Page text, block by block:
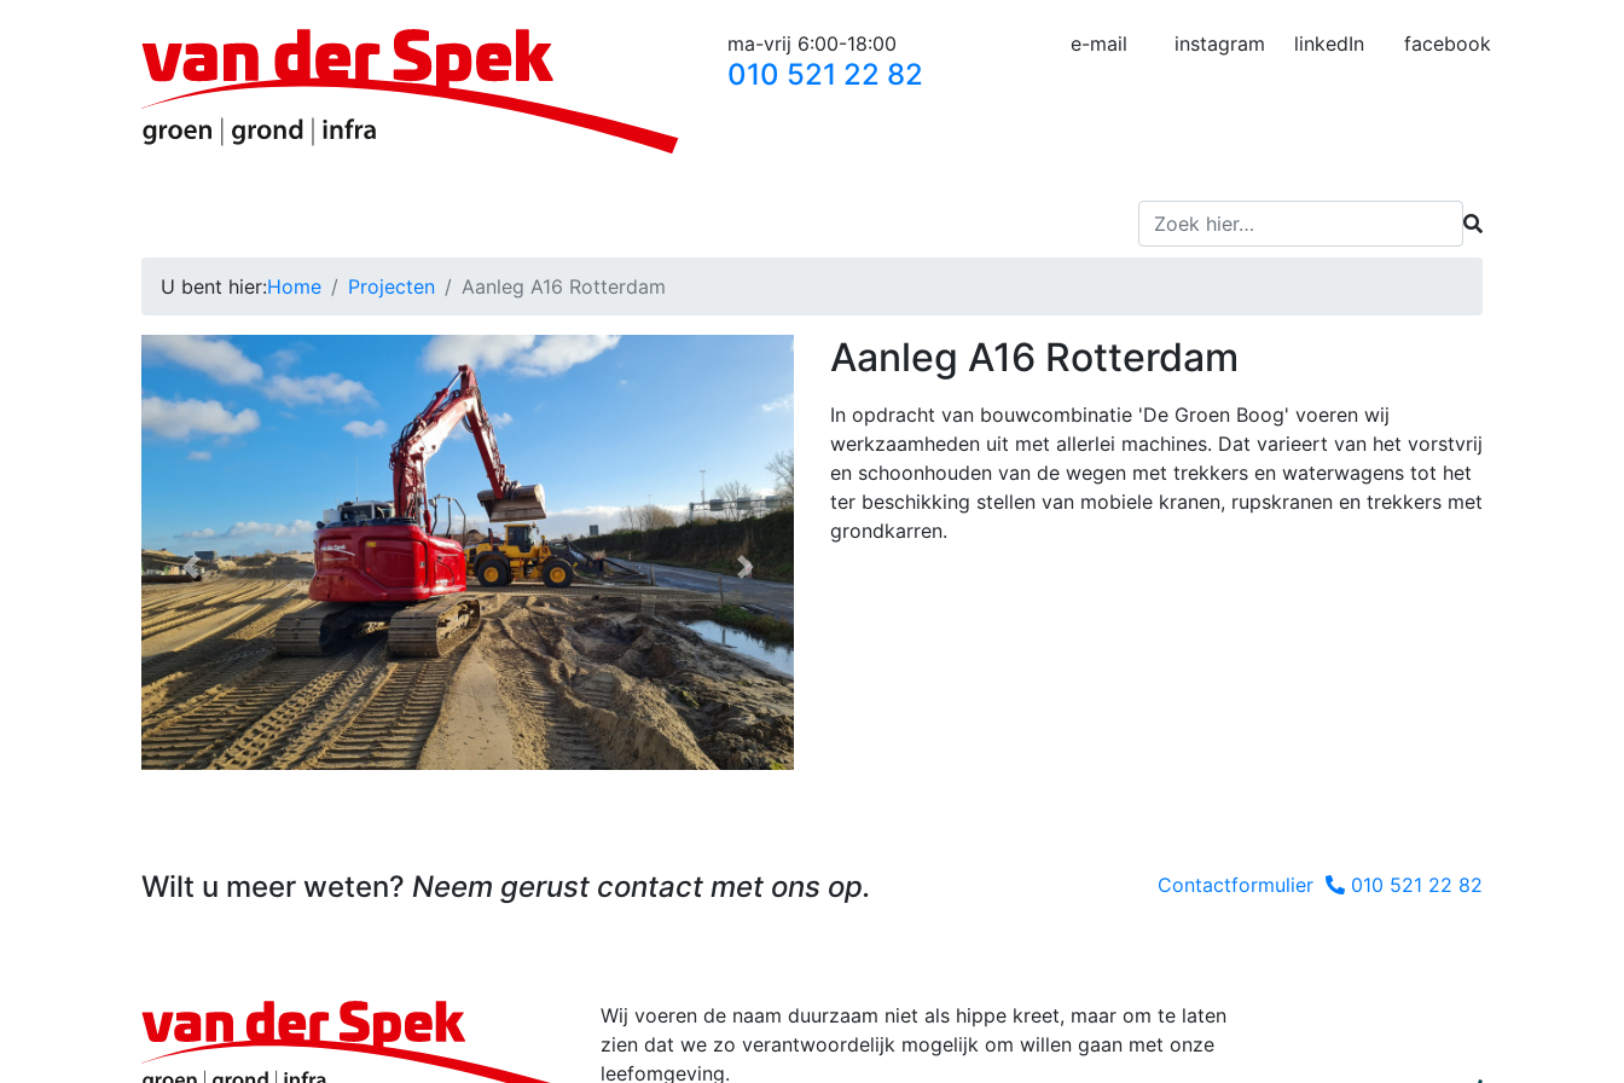
ma-vrij 6:00-18:00
010 521 22 82
e-mail instagram linkedIn facebook
U bent hier:Home Projecten Aanleg A16 Rotterdam
Previous Next
Aanleg A16 Rotterdam
In opdracht van bouwcombinatie 'De Groen Boog' voeren wij
werkzaamheden uit met allerlei machines. Dat varieert van het vorstvrij
en schoonhouden van de wegen met trekkers en waterwagens tot het
ter beschikking stellen van mobiele kranen, rupskranen en trekkers met
grondkarren.
Wilt u meer weten? Neem gerust contact met ons op. Contactformulier 010 521 22 82
Wij voeren de naam duurzaam niet als hippe kreet, maar om te laten
zien dat we zo verantwoordelijk mogelijk om willen gaan met onze
leefomgeving.